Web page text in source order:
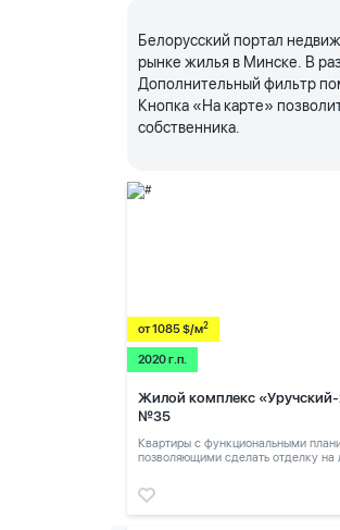
Белорусский портал
рынке жилья в Минске. В
Дополнительный фильтр
Кнопка «На карте»
собственника.
от 1085 $/м2
2020 г.п.
Жилой комплекс
№35
Квартиры с функциональными
позволяющими сделать отделку на